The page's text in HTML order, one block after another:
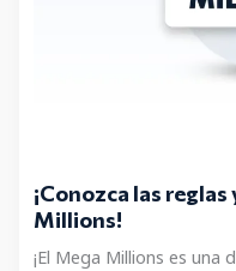
¡Conozca las
Millions!
¡El Mega Millions es una